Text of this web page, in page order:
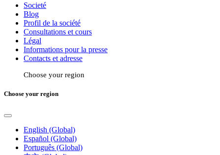
Societé
Blog
Profil de la société
Consultations et cours
Légal
Informations pour la presse
Contacts et adresse
Choose your region
Choose your region
English (Global)
Español (Global)
Português (Global)